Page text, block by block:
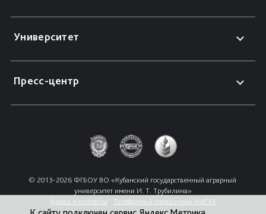
Университет
Пресс-центр
© 2013-2026 ФГБОУ ВО «Кубанский государственный аграрный
университет имени И. Т. Трубилина»
Адреса и контакты
Телефонный справочник КубГАУ